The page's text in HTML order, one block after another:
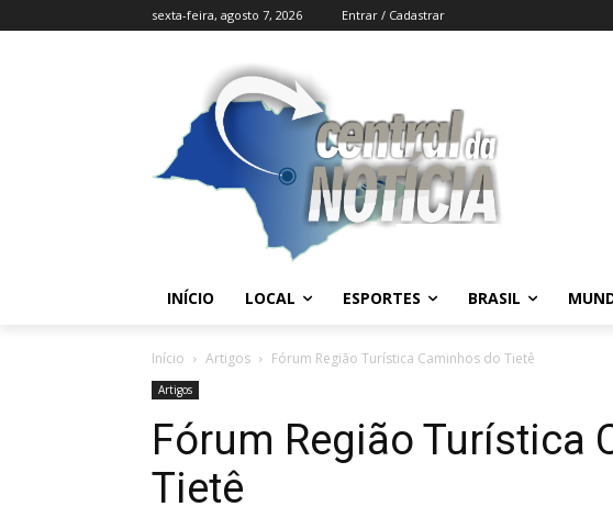
sexta-feira, agosto 7, 2026 Entrar / Cadastrar
INÍCIO LOCAL ESPORTES BRASIL
Início Artigos Fórum Região Turística Caminhos do Tietê
Artigos
Fórum Região Turística
Tietê